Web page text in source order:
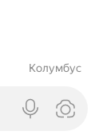
Колумбус